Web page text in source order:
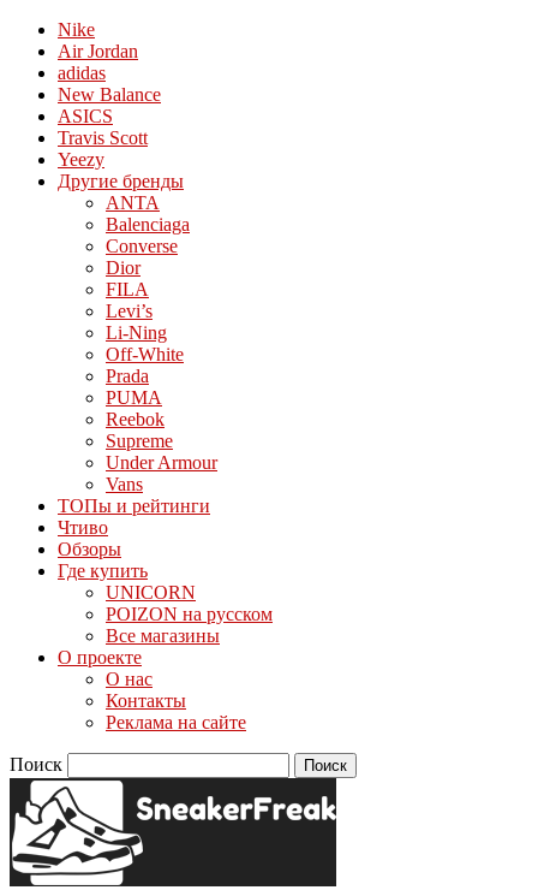
Nike
Air Jordan
adidas
New Balance
ASICS
Travis Scott
Yeezy
Другие бренды
ANTA
Balenciaga
Converse
Dior
FILA
Levi’s
Li-Ning
Off-White
Prada
PUMA
Reebok
Supreme
Under Armour
Vans
ТОПы и рейтинги
Чтиво
Обзоры
Где купить
UNICORN
POIZON на русском
Все магазины
О проекте
О нас
Контакты
Реклама на сайте
Поиск